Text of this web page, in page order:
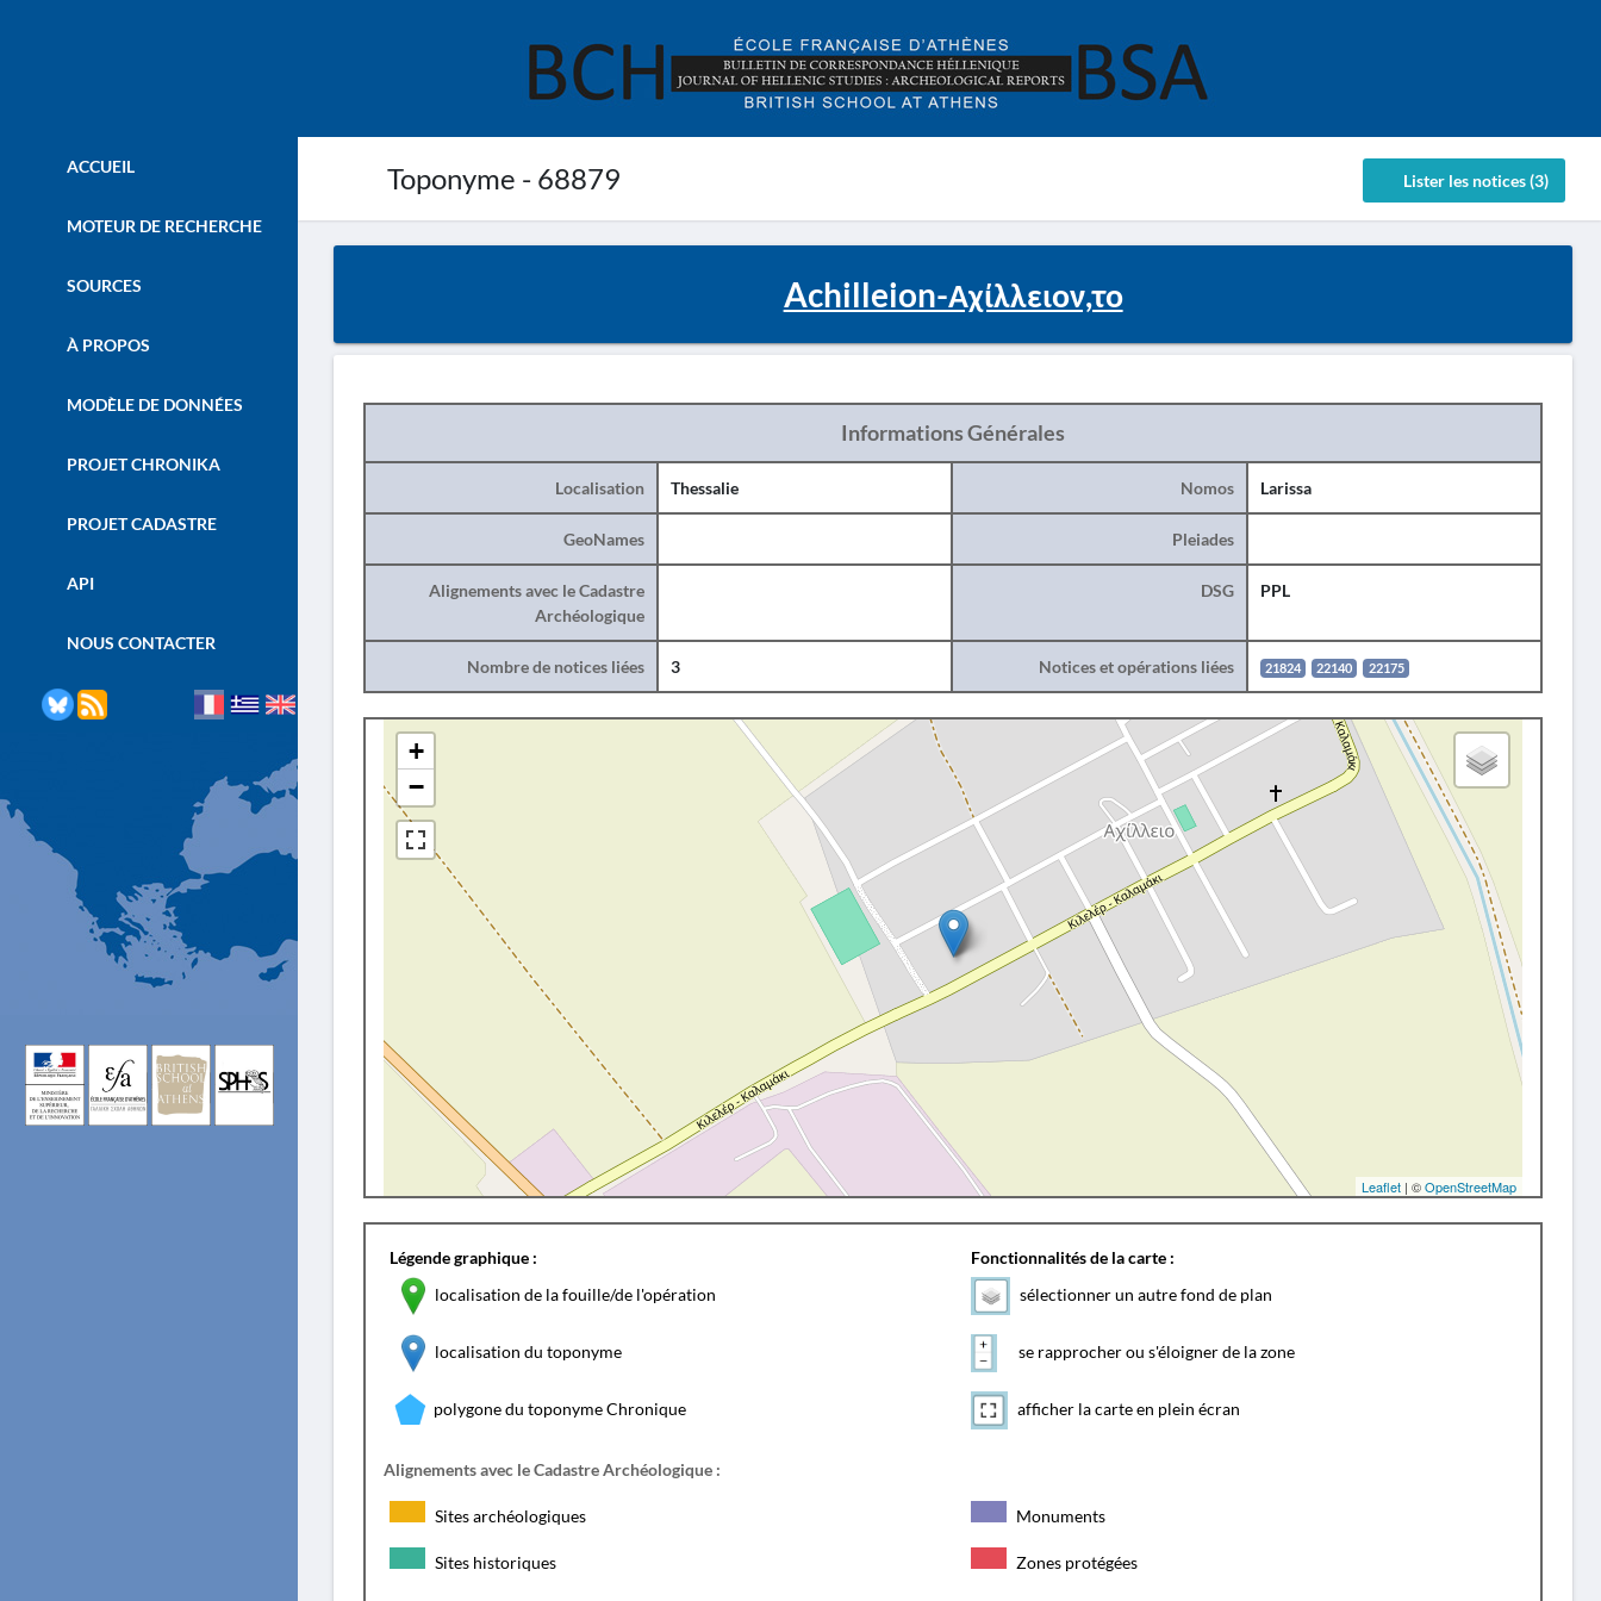
Toponyme - 68879 Lister les notices (3)
ACCUEIL
MOTEUR DE RECHERCHE
SOURCES
À PROPOS
MODÈLE DE DONNÉES
PROJET CHRONIKA
PROJET CADASTRE
API
NOUS CONTACTER
Achilleion-Αχίλλειον,το
Informations Générales
Localisation Thessalie Nomos Larissa
GeoNames Pleiades
Alignements avec le Cadastre
Archéologique
DSG PPL
Nombre de notices liées 3 Notices et opérations liées 21824 22140 22175
+
−
Leaflet | ©OpenStreetMap
Légende graphique :
localisation de la fouille/de l'opération
localisation du toponyme
polygone du toponyme Chronique
Fonctionnalités de la carte :
sélectionner un autre fond de plan
se rapprocher ou s'éloigner de la zone
afficher la carte en plein écran
Alignements avec le Cadastre Archéologique :
Sites archéologiques Monuments
Sites historiques Zones protégées